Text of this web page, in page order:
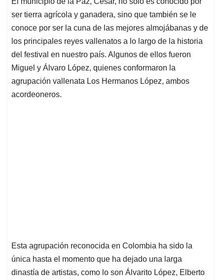
s
A
p
p
b
o
o
k
e
d
I
n
l
a
d
s
ser tierra agrícola y ganadera, sino que también se le
conoce por ser la cuna de las mejores almojábanas y de
los principales reyes vallenatos a lo largo de la historia
del festival en nuestro país. Algunos de ellos fueron
Miguel y Álvaro López, quienes conformaron la
agrupación vallenata Los Hermanos López, ambos
acordeoneros.
Esta agrupación reconocida en Colombia ha sido la
única hasta el momento que ha dejado una larga
dinastía de artistas, como lo son Álvarito López, Elberto